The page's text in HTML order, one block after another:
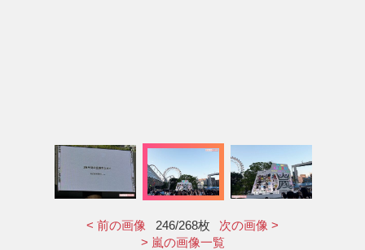
< 前の画像 246/268枚
次の画像 >
> 嵐の画像一覧